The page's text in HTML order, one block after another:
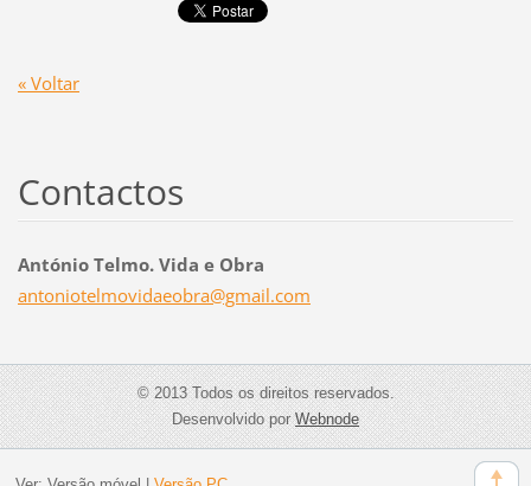
« Voltar
Contactos
António Telmo. Vida e Obra
antoniotelmovidaeobra@gmail.com
© 2013 Todos os direitos reservados.
Desenvolvido porWebnode